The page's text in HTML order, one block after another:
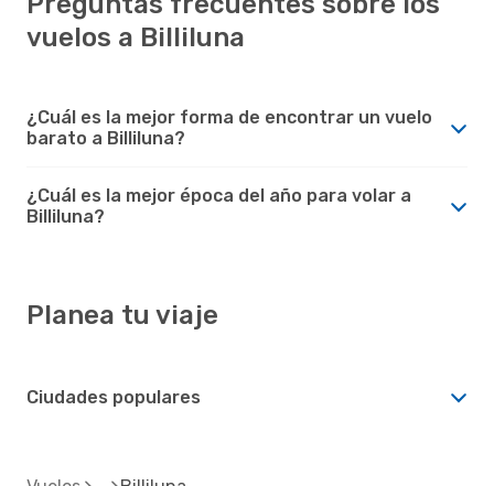
vuelos a Billiluna
¿Cuál es la mejor forma de encontrar un vuelo
barato a Billiluna?
¿Cuál es la mejor época del año para volar a
Billiluna?
Planea tu viaje
Ciudades populares